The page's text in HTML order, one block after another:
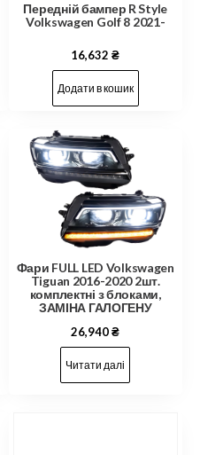
Передній бампер R Style
Volkswagen Golf 8 2021-
16,632₴
Додати в кошик
Фари FULL LED Volkswagen
Tiguan 2016-2020 2шт.
комплектні з блоками,
ЗАМІНА ГАЛОГЕНУ
26,940₴
Читати далі